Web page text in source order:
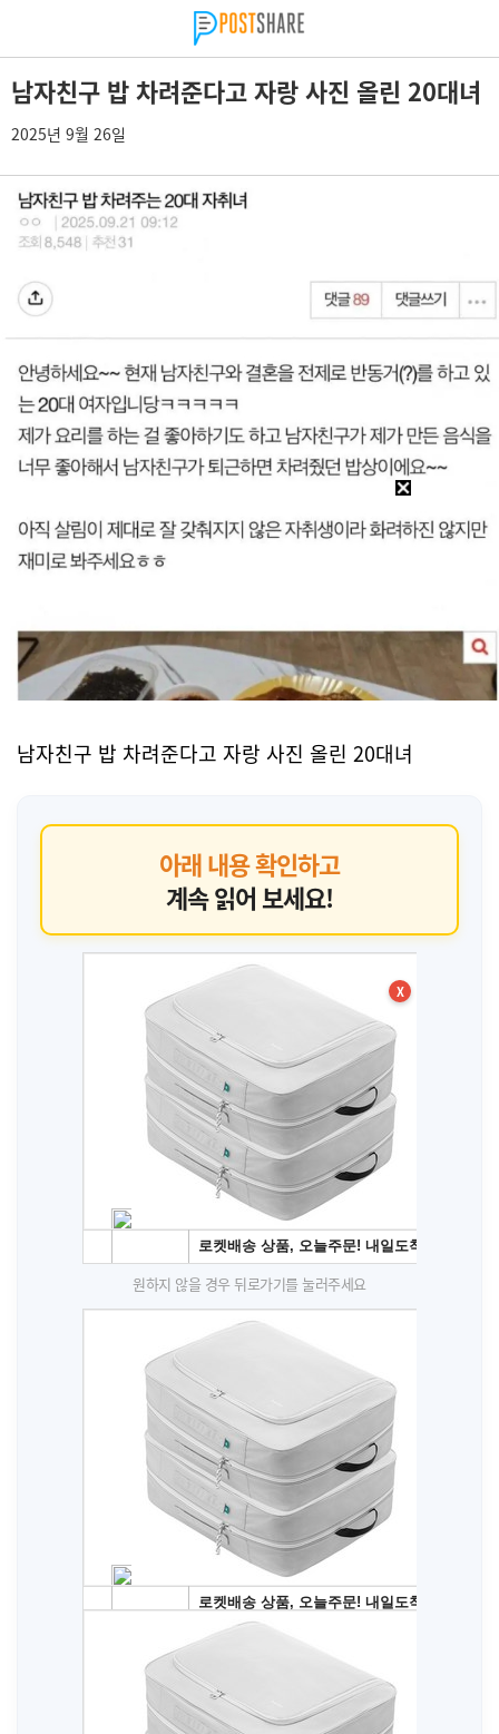
남자친구 밥 차려준다고 자랑 사진 올린 20대녀
2025년 9월 26일
남자친구 밥 차려준다고 자랑 사진 올린 20대녀
아래 내용 확인하고
계속 읽어 보세요!
X
원하지 않을 경우 뒤로가기를 눌러주세요